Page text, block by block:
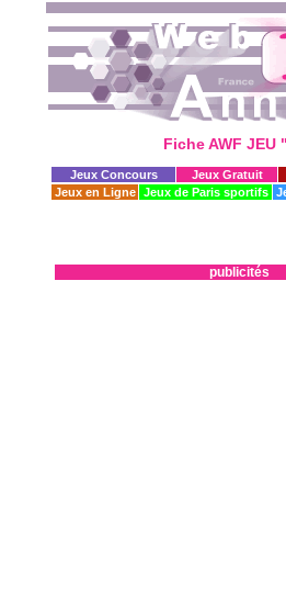
Fiche AWF
Jeux Concours Jeux Gratuit
Jeux en Ligne
Jeux de Paris sportifs
publicités